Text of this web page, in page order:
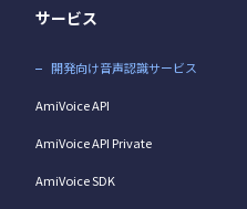
サービス
開発向け音声認識サービス
AmiVoice API
AmiVoice API Private
AmiVoice SDK